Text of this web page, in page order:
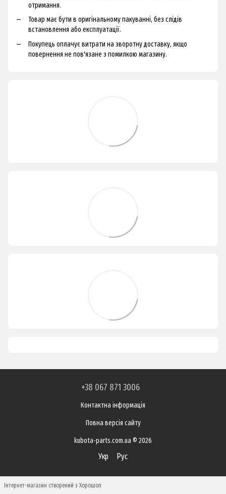
отримання.
Товар має бути в оригінальному пакуванні, без слідів
встановлення або експлуатації.
Покупець оплачує витрати на зворотну доставку, якщо
повернення не пов'язане з помилкою магазину.
+38 067 871 3006
Контактна інформація
Повна версія сайту
kubota-parts.com.ua © 2026
Укр Рус
Інтернет-магазин створений з Хорошоп